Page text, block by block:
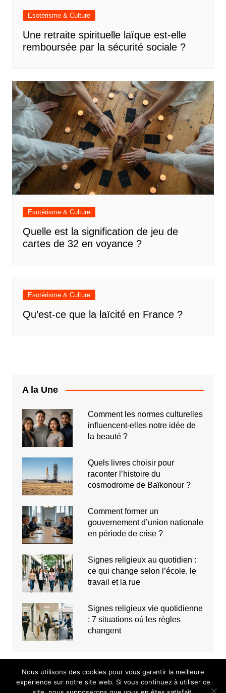
Esotérisme & Culture
Une retraite spirituelle laïque est-elle
remboursée par la sécurité sociale ?
Esotérisme & Culture
Quelle est la signification de jeu de
cartes de 32 en voyance ?
Esotérisme & Culture
Qu’est-ce que la laïcité en France ?
A la Une
Comment les normes culturelles
influencent-elles notre idée de
la beauté ?
Quels livres choisir pour
raconter l’histoire du
cosmodrome de Baïkonour ?
Comment former un
gouvernement d’union nationale
en période de crise ?
Signes religieux au quotidien :
ce qui change selon l’école, le
travail et la rue
Signes religieux vie quotidienne
: 7 situations où les règles
changent
Nous utilisons des cookies pour vous garantir la meilleure
expérience sur notre site web. Si vous continuez à utiliser ce